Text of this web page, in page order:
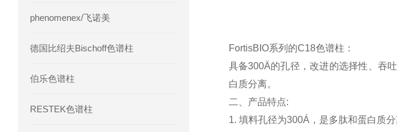
phenomenex/飞诺美
德国比绍夫Bischoff色谱柱
伯乐色谱柱
RESTEK色谱柱
FortisBIO系列的C18色谱柱：
具备300Ä的孔径，改进的选择性、吞
白质分离。
二、产品特点:
1. 填料孔径为300Á，是多肽和蛋白质